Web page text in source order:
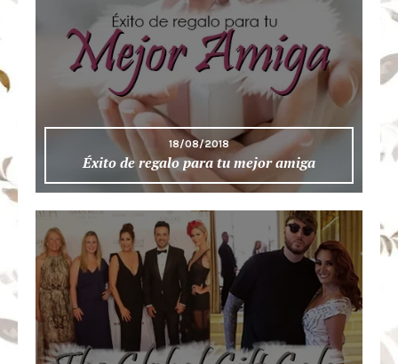
18/08/2018
Éxito de regalo para tu mejor amiga